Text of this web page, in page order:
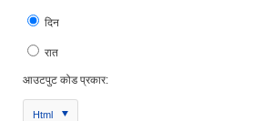
दिन
रात
आउटपुट कोड प्रकार:
Html